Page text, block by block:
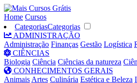
Home Cursos
CategoriasCategorias
ADMINISTRAÇÃO
Administração Finanças Gestão Logística
CIÊNCIAS
Biologia Ciência Ciências da natureza
CONHECIMENTOS GERAIS
Animais Artes Culinária Estética e Beleza